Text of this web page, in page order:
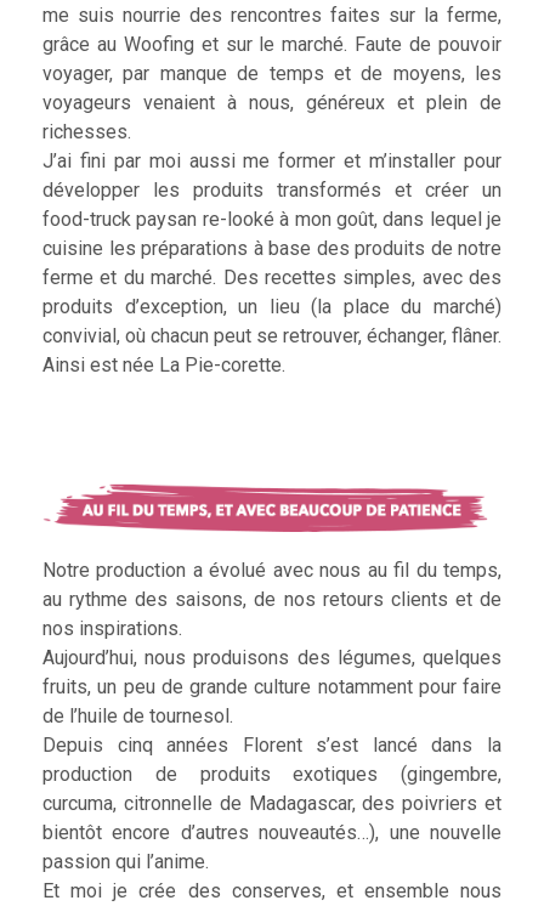
me suis nourrie des rencontres faites sur la ferme,
grâce au Woofing et sur le marché. Faute de pouvoir
voyager, par manque de temps et de moyens, les
voyageurs venaient à nous, généreux et plein de
richesses.
J’ai fini par moi aussi me former et m’installer pour
développer les produits transformés et créer un
food-truck paysan re-looké à mon goût, dans lequel je
cuisine les préparations à base des produits de notre
ferme et du marché. Des recettes simples, avec des
produits d’exception, un lieu (la place du marché)
convivial, où chacun peut se retrouver, échanger, flâner.
Ainsi est née La Pie-corette.
Notre production a évolué avec nous au fil du temps,
au rythme des saisons, de nos retours clients et de
nos inspirations.
Aujourd’hui, nous produisons des légumes, quelques
fruits, un peu de grande culture notamment pour faire
de l’huile de tournesol.
Depuis cinq années Florent s’est lancé dans la
production de produits exotiques (gingembre,
curcuma, citronnelle de Madagascar, des poivriers et
bientôt encore d’autres nouveautés…), une nouvelle
passion qui l’anime.
Et moi je crée des conserves, et ensemble nous